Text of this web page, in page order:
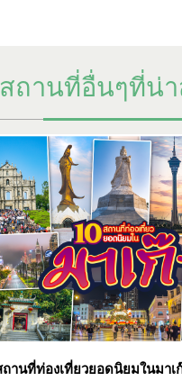
สถานที่อื่นๆที่น่า
ถานที่ท่องเที่ยวยอดนิยมในมาเ